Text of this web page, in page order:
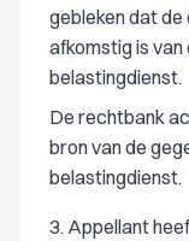
gebleken dat
afkomstig is van
belastingdienst.
De rechtbank
bron van de
belastingdienst.
3. Appellant